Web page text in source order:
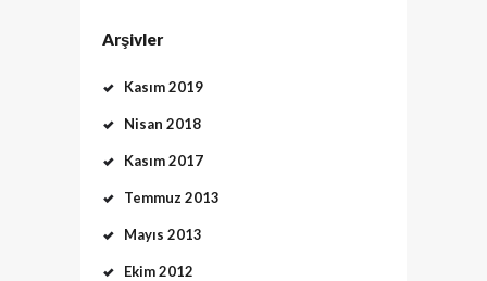
Arşivler
Kasım 2019
Nisan 2018
Kasım 2017
Temmuz 2013
Mayıs 2013
Ekim 2012